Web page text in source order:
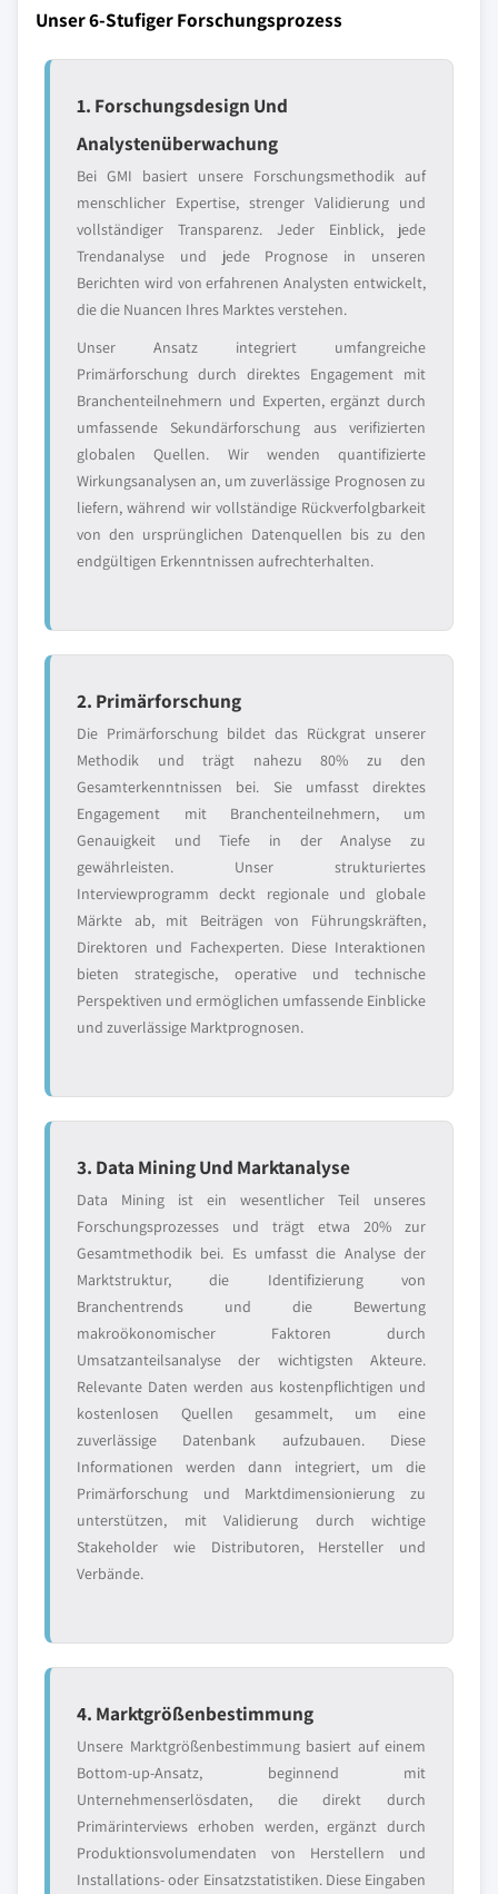
Unser 6-Stufiger Forschungsprozess
1. Forschungsdesign Und
Analystenüberwachung
Bei GMI basiert unsere Forschungsmethodik auf
menschlicher Expertise, strenger Validierung und
vollständiger Transparenz. Jeder Einblick, jede
Trendanalyse und jede Prognose in unseren
Berichten wird von erfahrenen Analysten entwickelt,
die die Nuancen Ihres Marktes verstehen.
Unser Ansatz integriert umfangreiche
Primärforschung durch direktes Engagement mit
Branchenteilnehmern und Experten, ergänzt durch
umfassende Sekundärforschung aus verifizierten
globalen Quellen. Wir wenden quantifizierte
Wirkungsanalysen an, um zuverlässige Prognosen zu
liefern, während wir vollständige Rückverfolgbarkeit
von den ursprünglichen Datenquellen bis zu den
endgültigen Erkenntnissen aufrechterhalten.
2. Primärforschung
Die Primärforschung bildet das Rückgrat unserer
Methodik und trägt nahezu 80% zu den
Gesamterkenntnissen bei. Sie umfasst direktes
Engagement mit Branchenteilnehmern, um
Genauigkeit und Tiefe in der Analyse zu
gewährleisten. Unser strukturiertes
Interviewprogramm deckt regionale und globale
Märkte ab, mit Beiträgen von Führungskräften,
Direktoren und Fachexperten. Diese Interaktionen
bieten strategische, operative und technische
Perspektiven und ermöglichen umfassende Einblicke
und zuverlässige Marktprognosen.
3. Data Mining Und Marktanalyse
Data Mining ist ein wesentlicher Teil unseres
Forschungsprozesses und trägt etwa 20% zur
Gesamtmethodik bei. Es umfasst die Analyse der
Marktstruktur, die Identifizierung von
Branchentrends und die Bewertung
makroökonomischer Faktoren durch
Umsatzanteilsanalyse der wichtigsten Akteure.
Relevante Daten werden aus kostenpflichtigen und
kostenlosen Quellen gesammelt, um eine
zuverlässige Datenbank aufzubauen. Diese
Informationen werden dann integriert, um die
Primärforschung und Marktdimensionierung zu
unterstützen, mit Validierung durch wichtige
Stakeholder wie Distributoren, Hersteller und
Verbände.
4. Marktgrößenbestimmung
Unsere Marktgrößenbestimmung basiert auf einem
Bottom-up-Ansatz, beginnend mit
Unternehmenserlösdaten, die direkt durch
Primärinterviews erhoben werden, ergänzt durch
Produktionsvolumendaten von Herstellern und
Installations- oder Einsatzstatistiken. Diese Eingaben